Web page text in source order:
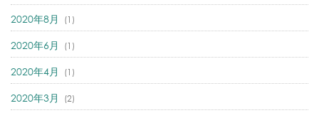
2020年8月 (1)
2020年6月 (1)
2020年4月 (1)
2020年3月 (2)